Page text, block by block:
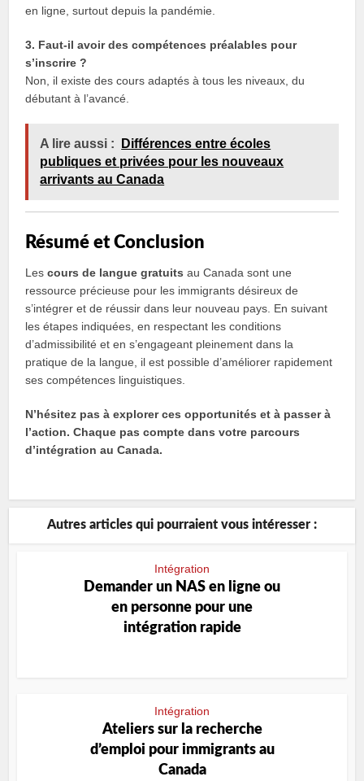
en ligne, surtout depuis la pandémie.
3. Faut-il avoir des compétences préalables pour
s’inscrire ?
Non, il existe des cours adaptés à tous les niveaux, du
débutant à l’avancé.
A lire aussi :
Différences entre écoles
publiques et privées pour les nouveaux
arrivants au Canada
Résumé et Conclusion
Lescours de langue gratuits au Canada sont une
ressource précieuse pour les immigrants désireux de
s’intégrer et de réussir dans leur nouveau pays. En suivant
les étapes indiquées, en respectant les conditions
d’admissibilité et en s’engageant pleinement dans la
pratique de la langue, il est possible d’améliorer rapidement
ses compétences linguistiques.
N’hésitez pas à explorer ces opportunités et à passer à
l’action. Chaque pas compte dans votre parcours
d’intégration au Canada.
Autres articles qui pourraient vous intéresser :
Intégration
Demander un NAS en ligne ou
en personne pour une
intégration rapide
Intégration
Ateliers sur la recherche
d’emploi pour immigrants au
Canada